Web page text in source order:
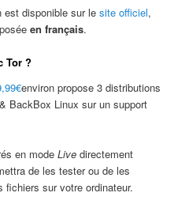
est disponible sur lesite officiel,
en français.
Tor ?
environ propose 3 distributions
BackBox Linux sur un support
en modeLive directement
de les tester ou de les
sur votre ordinateur.